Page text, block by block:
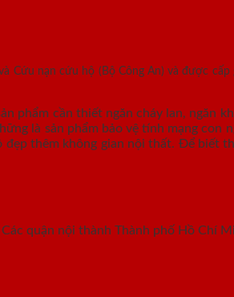
Cứu nạn cứu hộ (Bộ Công An) và được
phẩm cần thiết ngăn cháy lan, ngăn
là sản phẩm bảo vệ tính mạng con
thêm không gian nội thất. Để biết
quận nội thành Thành phố Hồ Chí